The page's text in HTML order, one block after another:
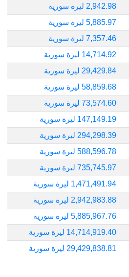
2,942.98 ليرة سورية
5,885.97 ليرة سورية
7,357.46 ليرة سورية
14,714.92 ليرة سورية
29,429.84 ليرة سورية
58,859.68 ليرة سورية
73,574.60 ليرة سورية
147,149.19 ليرة سورية
294,298.39 ليرة سورية
588,596.78 ليرة سورية
735,745.97 ليرة سورية
1,471,491.94 ليرة سورية
2,942,983.88 ليرة سورية
5,885,967.76 ليرة سورية
14,714,919.40 ليرة سورية
29,429,838.81 ليرة سورية